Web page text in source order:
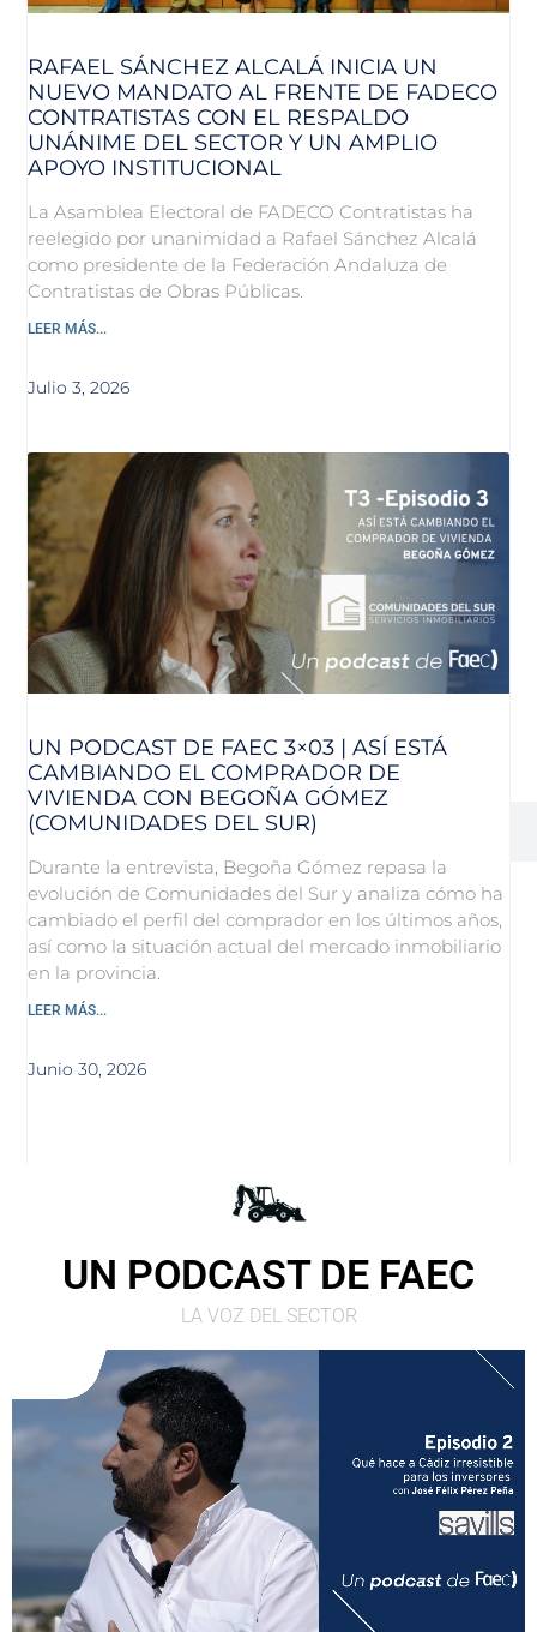
RAFAEL SÁNCHEZ ALCALÁ INICIA UN
NUEVO MANDATO AL FRENTE DE FADECO
CONTRATISTAS CON EL RESPALDO
UNÁNIME DEL SECTOR Y UN AMPLIO
APOYO INSTITUCIONAL
La Asamblea Electoral de FADECO Contratistas ha
reelegido por unanimidad a Rafael Sánchez Alcalá
como presidente de la Federación Andaluza de
Contratistas de Obras Públicas.
LEER MÁS...
Julio 3, 2026
UN PODCAST DE FAEC 3×03 | ASÍ ESTÁ
CAMBIANDO EL COMPRADOR DE
VIVIENDA CON BEGOÑA GÓMEZ
(COMUNIDADES DEL SUR)
Durante la entrevista, Begoña Gómez repasa la
evolución de Comunidades del Sur y analiza cómo ha
cambiado el perfil del comprador en los últimos años,
así como la situación actual del mercado inmobiliario
en la provincia.
LEER MÁS...
Junio 30, 2026
UN PODCAST DE FAEC
LA VOZ DEL SECTOR